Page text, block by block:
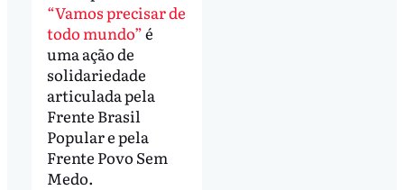
“Vamos precisar de
todo mundo”é
uma ação de
solidariedade
articulada pela
Frente Brasil
Popular e pela
Frente Povo Sem
Medo.